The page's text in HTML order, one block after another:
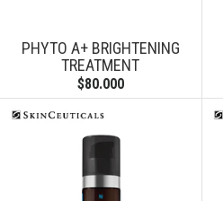
PHYTO A+ BRIGHTENING
TREATMENT
$80.000